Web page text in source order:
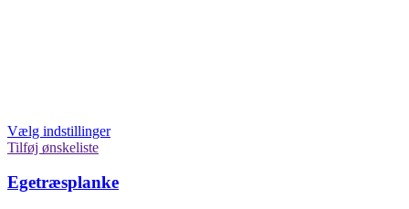
Vælg indstillinger
Tilføj ønskeliste
Egetræsplanke